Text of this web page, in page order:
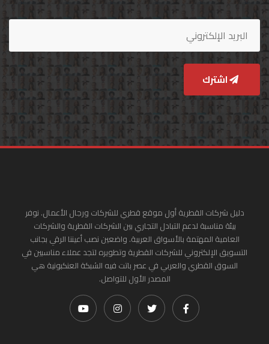
اشترك
دليل شركات القطرية أول موقع قطري للشركات ورجال الأعمال. نوفر
بيئة مناسبة لدعم التبادل التجاري بين الشركات القطرية والشركات
العامية المهتمة بالأسواق العربية. واضعين نصب أعيننا الرقي بجانب
التسويق الإلكتروني للشركات القطرية وتطويره لتجد عملاء مناسبين في
السوق القطري والعربي في عصر باتت فيه الشبكة العنكبونية هي
المصدر الأول للتواصل.